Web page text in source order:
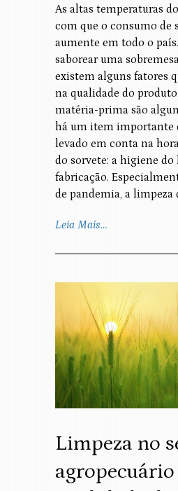
As altas temperaturas
com que o consumo de
aumente em todo o
saborear uma
existem alguns fatores
na qualidade do
matéria-prima são
há um item importante
levado em conta na
do sorvete: a higiene do
fabricação.
de pandemia, a limpeza
Leia Mais…
Limpeza no